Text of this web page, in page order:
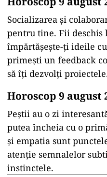
Socializarea și
pentru tine. Fii
împărtășește-ți ideile
primești un feedback
să îți dezvolți
Horoscop 9 august
Peștii au o zi
putea încheia cu o
și empatia sunt
atenție semnalelor
instinctele.